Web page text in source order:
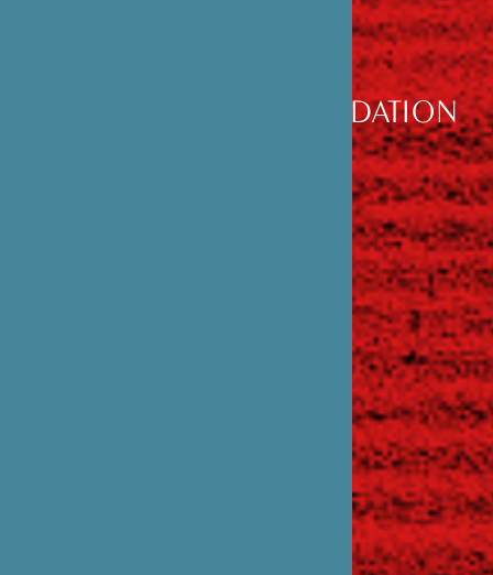
LA FONDATION